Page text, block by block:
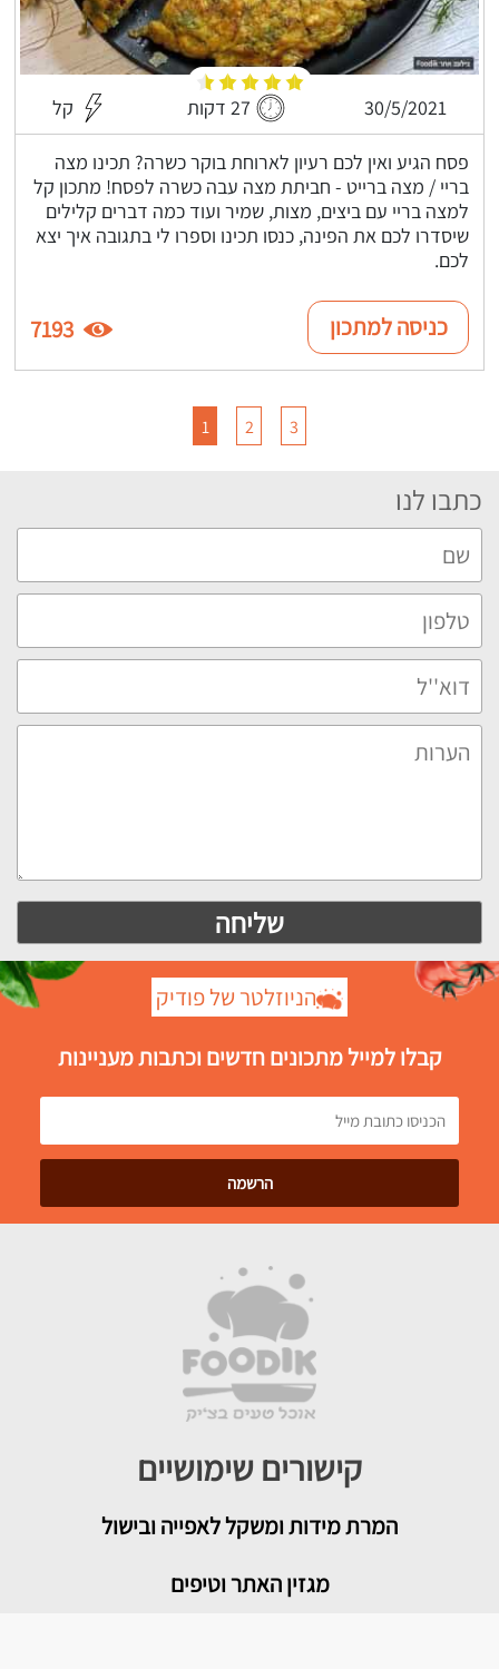
30/5/2021 27 דקות קל
פסח הגיע ואין לכם רעיון לארוחת בוקר כשרה? תכינו מצה
בריי / מצה ברייט - חביתת מצה עבה כשרה לפסח! מתכון קל
למצה בריי עם ביצים, מצות, שמיר ועוד כמה דברים קלילים
שיסדרו לכם את הפינה, כנסו תכינו וספרו לי בתגובה איך יצא
לכם.
כניסה למתכון 7193
1 2 3
כתבו לנו
הניוזלטר של פודיק
קבלו למייל מתכונים חדשים וכתבות מעניינות
קישורים שימושיים
המרת מידות ומשקל לאפייה ובישול
מגזין האתר וטיפים